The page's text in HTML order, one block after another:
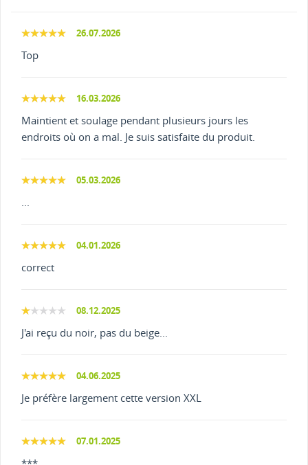
26.07.2026
Top
16.03.2026
Maintient et soulage pendant plusieurs jours les
endroits où on a mal. Je suis satisfaite du produit.
05.03.2026
...
04.01.2026
correct
08.12.2025
J'ai reçu du noir, pas du beige...
04.06.2025
Je préfère largement cette version XXL
07.01.2025